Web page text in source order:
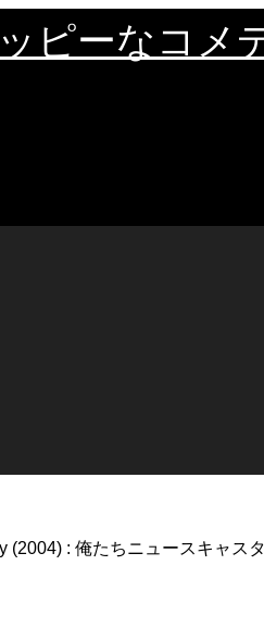
ピーなコメ
(2004) : 俺たちニュースキャス